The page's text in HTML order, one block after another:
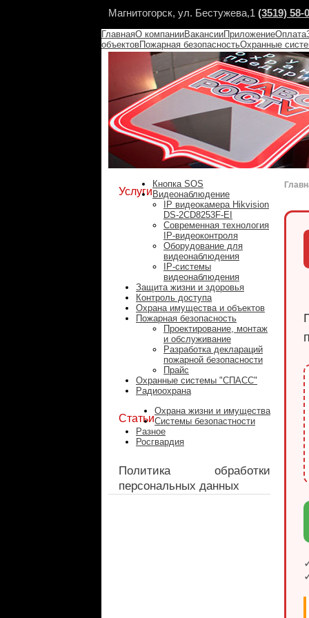
Магнитогорск, ул. Бестужева,1 (3519) 58-
ГлавнаяО компанииВакансииПриложениеОплата
объектовПожарная безопасностьОхранные
Услуги
Кнопка SOS
Видеонаблюдение
IP видеокамера Hikvision
DS-2CD8253F-EI
Современная технология
IP-видеоконтроля
Оборудование для
видеонаблюдения
IP-системы
видеонаблюдения
Защита жизни и здоровья
Контроль доступа
Охрана имущества и объектов
Пожарная безопасность
Проектирование, монтаж
и обслуживание
Разработка деклараций
пожарной безопасности
Прайс
Охранные системы "СПАСС"
Радиоохрана
Статьи
Охрана жизни и имущества
Системы безопастности
Разное
Росгвардия
Политика обработки
персональных данных